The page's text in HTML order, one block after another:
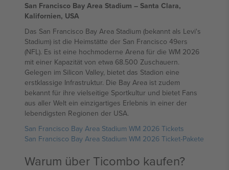
San Francisco Bay Area Stadium – Santa Clara,
Kalifornien, USA
Das San Francisco Bay Area Stadium (bekannt als Levi's
Stadium) ist die Heimstätte der San Francisco 49ers
(NFL). Es ist eine hochmoderne Arena für die WM 2026
mit einer Kapazität von etwa 68.500 Zuschauern.
Gelegen im Silicon Valley, bietet das Stadion eine
erstklassige Infrastruktur. Die Bay Area ist zudem
bekannt für ihre vielseitige Sportkultur und bietet Fans
aus aller Welt ein einzigartiges Erlebnis in einer der
lebendigsten Regionen der USA.
San Francisco Bay Area Stadium WM 2026 Tickets
San Francisco Bay Area Stadium WM 2026 Ticket-Pakete
Warum über Ticombo kaufen?